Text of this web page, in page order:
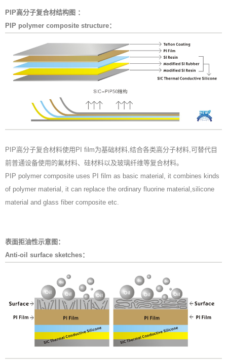
PIP高分子复合材结构图 ：
PIP polymer composite structure：
PIP高分子复合材料使用PI film为基础材料,结合各类高分子材料,可替代目
前普通设备使用的氟材料、硅材料以及玻璃纤维等复合材料。
PIP polymer composite uses PI film as basic material, it combines kinds
of polymer material, it can replace the ordinary fluorine material,silicone
material and glass fiber composite etc.
表面拒油性示意图：
Anti-oil surface sketches：